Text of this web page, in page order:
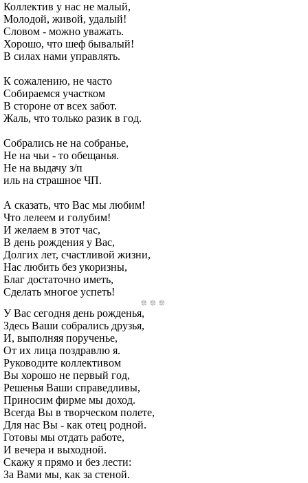
Коллектив у нас не малый,
Молодой, живой, удалый!
Словом - можно уважать.
Хорошо, что шеф бывалый!
В силах нами управлять.
К сожалению, не часто
Собираемся участком
В стороне от всех забот.
Жаль, что только разик в год.
Собрались не на собранье,
Не на чьи - то обещанья.
Не на выдачу з/п
иль на страшное ЧП.
А сказать, что Вас мы любим!
Что лелеем и голубим!
И желаем в этот час,
В день рождения у Вас,
Долгих лет, счастливой жизни,
Нас любить без укоризны,
Благ достаточно иметь,
Сделать многое успеть!
У Вас сегодня день рожденья,
Здесь Ваши собрались друзья,
И, выполняя порученье,
От их лица поздравлю я.
Руководите коллективом
Вы хорошо не первый год,
Решенья Ваши справедливы,
Приносим фирме мы доход.
Всегда Вы в творческом полете,
Для нас Вы - как отец родной.
Готовы мы отдать работе,
И вечера и выходной.
Скажу я прямо и без лести:
За Вами мы, как за стеной.